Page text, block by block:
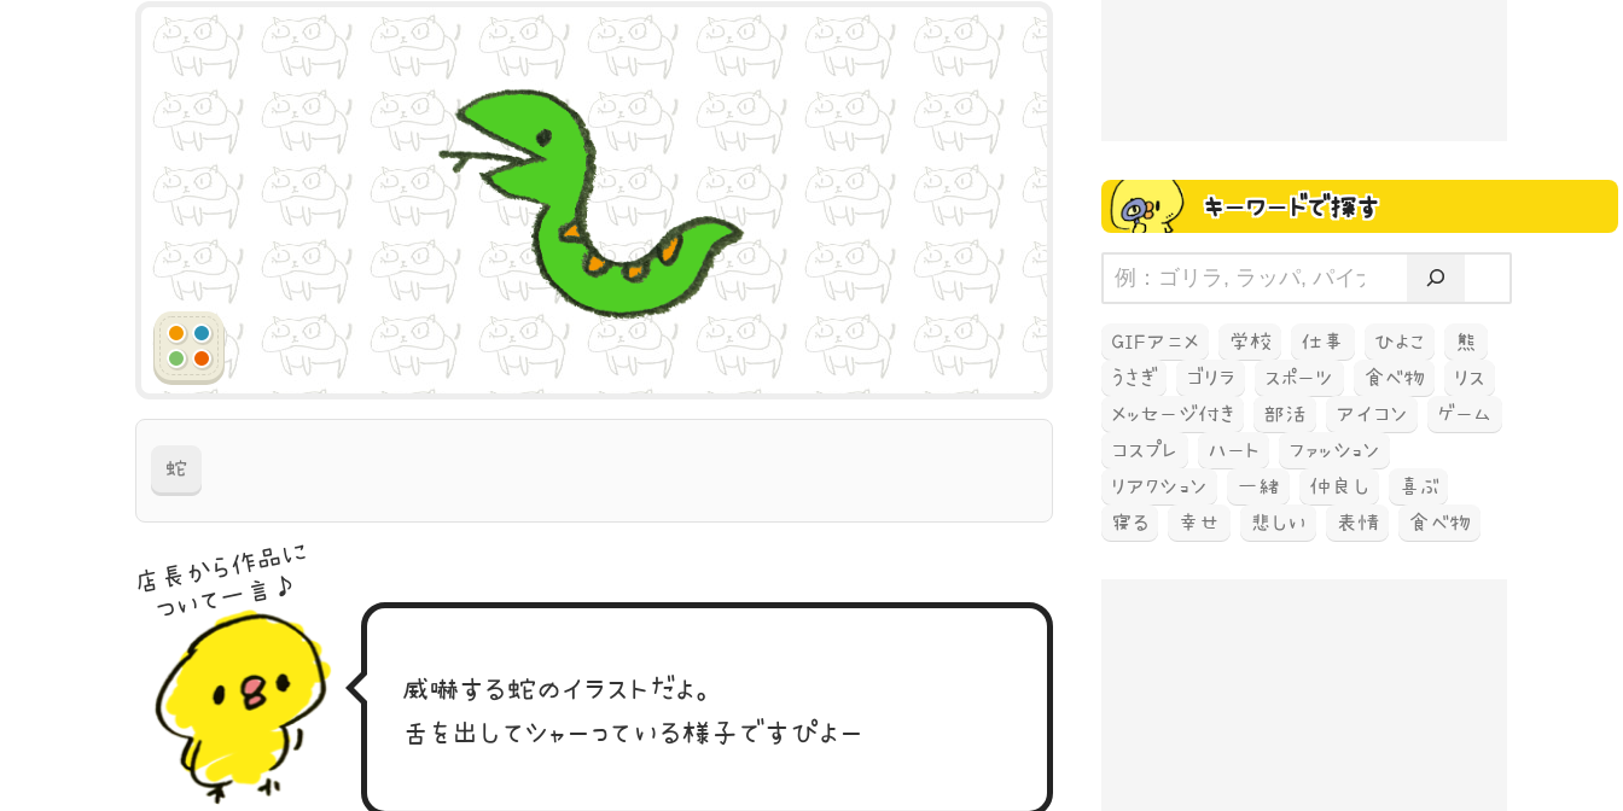
蛇
店長から作品に
ついて一言♪
威嚇する蛇のイラストだよ。
舌を出してシャーっている様子ですぴよー
キーワードで探す
GIFアニメ 学校 仕事 ひよこ
熊
うさぎ
ゴリラ スポーツ 食べ物
リス
メッセージ付き
部活 アイコン
ゲーム
コスプレ
ハート
ファッション
リアクション
一緒 仲良し
喜ぶ
寝る
幸せ 悲しい 表情 食べ物